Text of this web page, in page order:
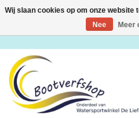
Toggle
Wij slaan cookies op om onze website
Nee
Meer